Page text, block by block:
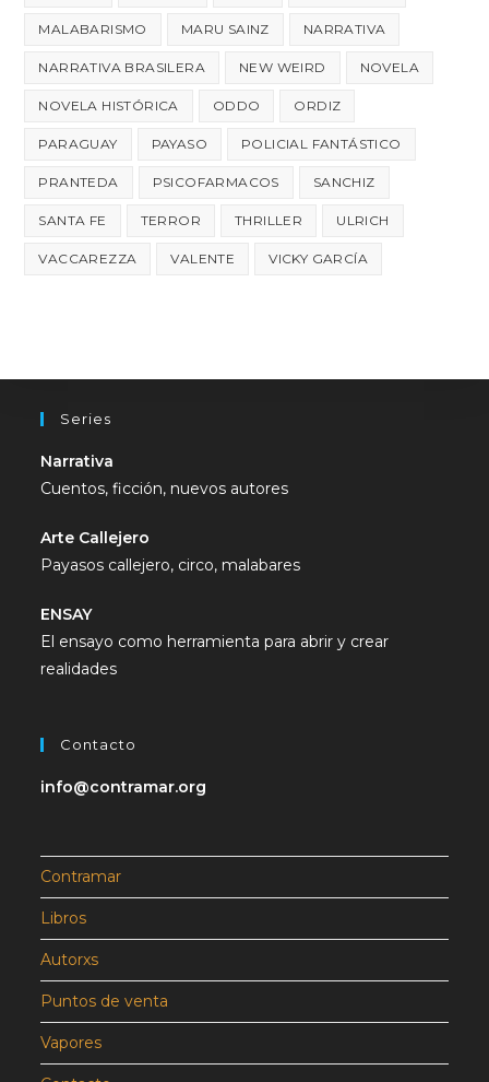
MALABARISMO MARU SAINZ NARRATIVA
NARRATIVA BRASILERA NEW WEIRD NOVELA
NOVELA HISTÓRICA ODDO ORDIZ
PARAGUAY PAYASO POLICIAL FANTÁSTICO
PRANTEDA PSICOFARMACOS SANCHIZ
SANTA FE TERROR THRILLER ULRICH
VACCAREZZA VALENTE VICKY GARCÍA
Series
Narrativa
Cuentos, ficción, nuevos autores
Arte Callejero
Payasos callejero, circo, malabares
ENSAY
El ensayo como herramienta para abrir y crear
realidades
Contacto
info@contramar.org
Contramar
Libros
Autorxs
Puntos de venta
Vapores